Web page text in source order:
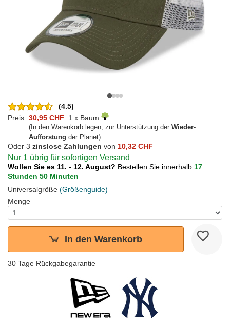
(4.5)
Preis: 30,95 CHF 1 x Baum
(In den Warenkorb legen, zur Unterstützung der Wieder-
Aufforstung der Planet)
Oder 3 zinslose Zahlungen von 10,32 CHF
Nur 1 übrig für sofortigen Versand
Wollen Sie es 11. - 12. August? Bestellen Sie innerhalb 17
Stunden 50 Minuten
Universalgröße (Größenguide)
Menge
In den Warenkorb
30 Tage Rückgabegarantie